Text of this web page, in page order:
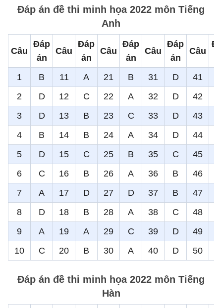
Đáp án đề thi minh họa 2022 môn Tiếng
Anh
Câu
Đáp
án
Câu
Đáp
án
Câu
Đáp
án
Câu
Đáp
án
Câu
1
B 11 A 21 B 31 D 41
2
D 12 C 22 A 32 D 42
3
D 13 B 23 C 33 D 43
4
B 14 B 24 A 34 D 44
5
D 15 C 25 B 35 C 45
6
C 16 B 26 A 36 B 46
7
A 17 D 27 D 37 B 47
8
D 18 B 28 A 38 C 48
9
A 19 A 29 C 39 D 49
10
C 20 B 30 A 40 D 50
Đáp án đề thi minh họa 2022 môn Tiếng
Hàn